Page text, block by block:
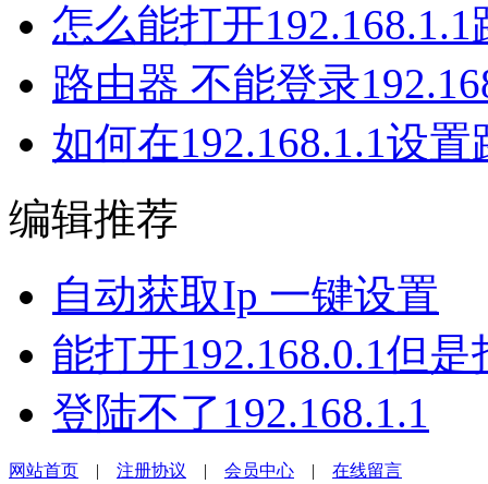
怎么能打开
路由器 不能登录
如何在192.168.1.1设置
编辑推荐
自动获取Ip 一键设置
能打开192.168.0.1但
登陆不了192.168.1.1
网站首页 | 注册协议 | 会员中心 | 在线留言